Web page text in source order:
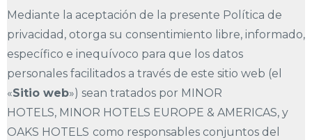
Mediante la aceptación de la presente Política de
privacidad, otorga su consentimiento libre, informado,
específico e inequívoco para que los datos
personales facilitados a través de este sitio web (el
«Sitio web») sean tratados por MINOR
HOTELS, MINOR HOTELS EUROPE & AMERICAS, y
OAKS HOTELS como responsables conjuntos del